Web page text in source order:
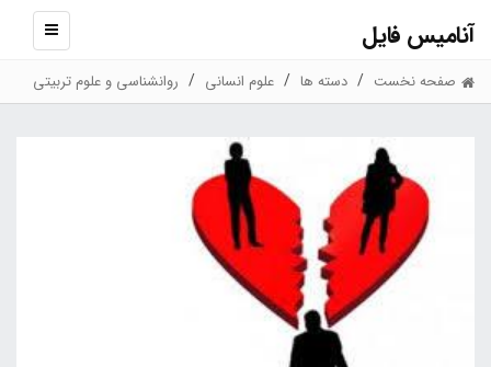
آنامیس فایل
نمایش
صفحه نخست دسته ها علوم انسانی روانشناسی و علوم تربیتی